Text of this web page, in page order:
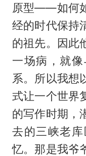
原型——如何
经的时代保持
的祖先。因此
一场病，就
系。所以我想
式让一个世界
的写作时期，
去的三峡老
忆。那是我爷